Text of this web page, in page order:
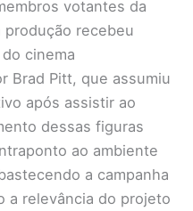
votantes da
produção recebeu
cinema
Brad Pitt, que assumiu
após assistir ao
dessas figuras
ao ambiente
a campanha
a relevância do projeto